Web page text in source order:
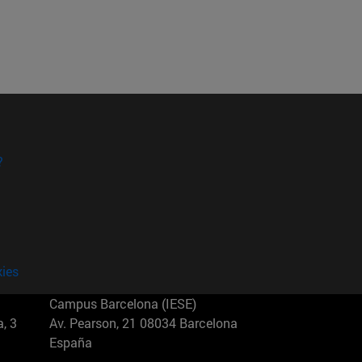
3
Campus Barcelona (IESE)
Av. Pearson, 21 08034 Barcelona
España